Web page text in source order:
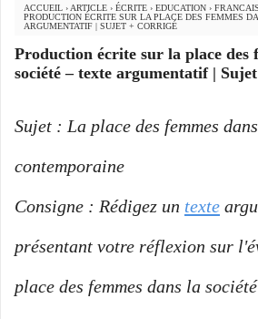
ACCUEIL › ARTICLE › ÉCRITE › EDUCATION › FRANCAIS
PRODUCTION ÉCRITE SUR LA PLACE DES FEMMES
ARGUMENTATIF | SUJET + CORRIGÉ
Production écrite sur la place des
société – texte argumentatif |
Sujet : La place des femmes
contemporaine
Consigne : Rédigez un texte
présentant votre réflexion sur
place des femmes dans la